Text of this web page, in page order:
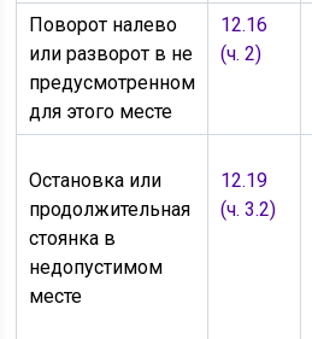
Поворот налево
или разворот в не
предусмотренном
для этого месте
12.16
(ч. 2)
Остановка или
продолжительная
стоянка в
недопустимом
месте
12.19
(ч. 3.2)